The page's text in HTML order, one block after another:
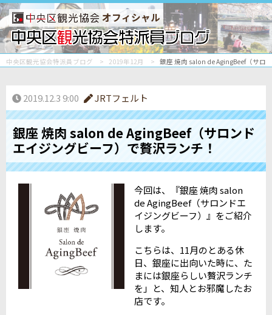
オフィシャル
中央区観光協会特派員ブログ 2019年12月 銀座 焼肉 salon de AgingBeef（サロ
2019.12.3 9:00 JRTフェルト
銀座 焼肉 salon de AgingBeef（サロンド
エイジングビーフ）で贅沢ランチ！
今回は、『銀座 焼肉 salon
de AgingBeef（サロンドエ
イジングビーフ）』をご紹介
します。
こちらは、11月のとある休
日、銀座に出向いた時に、た
まには銀座らしい贅沢ランチ
を」と、知人とお邪魔したお
店です。